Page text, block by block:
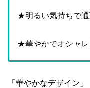
★明るい気持ちで
★華やかでオシャ
「華やかなデザイン